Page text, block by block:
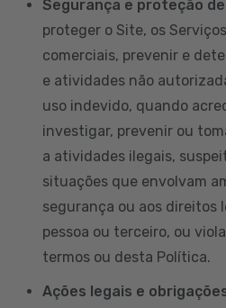
Segurança e proteção
proteger o Site, os
comerciais, prevenir e
e atividades não
uso indevido, quando
investigar, prevenir ou
a atividades ilegais,
situações que envolvam
segurança ou aos direitos
pessoa ou terceiro, ou
termos ou desta Política.
Ações legais e